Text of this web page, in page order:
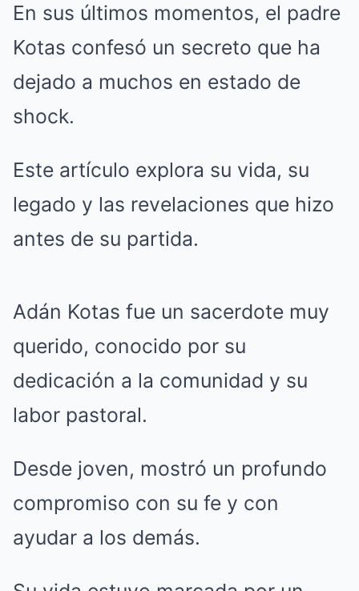
En sus últimos momentos, el padre
Kotas confesó un secreto que ha
dejado a muchos en estado de
shock.
Este artículo explora su vida, su
legado y las revelaciones que hizo
antes de su partida.
Adán Kotas fue un sacerdote muy
querido, conocido por su
dedicación a la comunidad y su
labor pastoral.
Desde joven, mostró un profundo
compromiso con su fe y con
ayudar a los demás.